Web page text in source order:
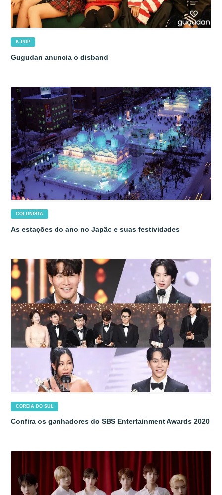
K-POP
Gugudan anuncia o disband
COLUNISTA
As estações do ano no Japão e suas festividades
COREIA DO SUL
Confira os ganhadores do SBS Entertainment Awards 2020